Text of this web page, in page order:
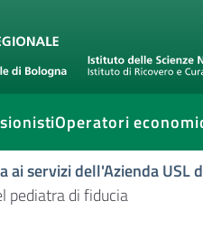
Operatori
ai servizi dell'Azienda USL
pediatra di fiducia